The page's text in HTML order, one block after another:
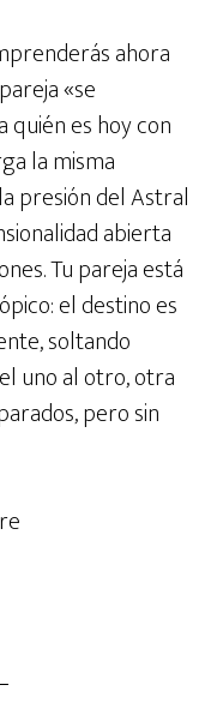
ahora
«se
quién es hoy con
la misma
presión del Astral
abierta
Tu pareja está
el destino es
soltando
uno al otro, otra
pero sin